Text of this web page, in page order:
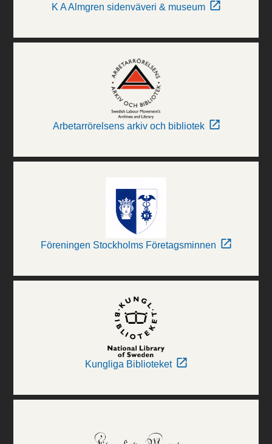
K A Almgren sidenväveri & museum
Arbetarrörelsens arkiv och bibliotek
Föreningen Stockholms Företagsminnen
Kungliga Biblioteket